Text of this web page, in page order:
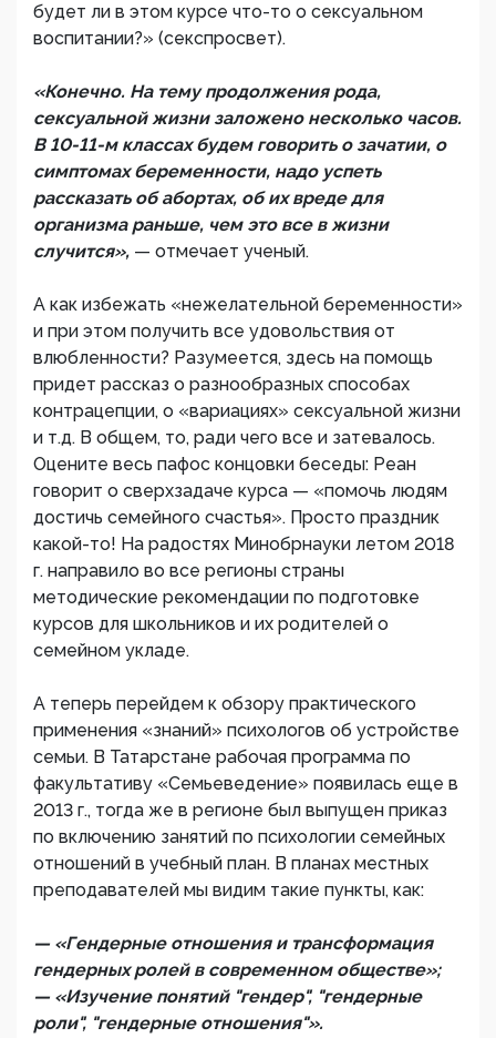
будет ли в этом курсе что-то о сексуальном
воспитании?» (секспросвет).
«Конечно. На тему продолжения рода,
сексуальной жизни заложено несколько часов.
В 10-11-м классах будем говорить о зачатии, о
симптомах беременности, надо успеть
рассказать об абортах, об их вреде для
организма раньше, чем это все в жизни
случится», — отмечает ученый.
А как избежать «нежелательной беременности»
и при этом получить все удовольствия от
влюбленности? Разумеется, здесь на помощь
придет рассказ о разнообразных способах
контрацепции, о «вариациях» сексуальной жизни
и т.д. В общем, то, ради чего все и затевалось.
Оцените весь пафос концовки беседы: Реан
говорит о сверхзадаче курса — «помочь людям
достичь семейного счастья». Просто праздник
какой-то! На радостях Минобрнауки летом 2018
г. направило во все регионы страны
методические рекомендации по подготовке
курсов для школьников и их родителей о
семейном укладе.
А теперь перейдем к обзору практического
применения «знаний» психологов об устройстве
семьи. В Татарстане рабочая программа по
факультативу «Семьеведение» появилась еще в
2013 г., тогда же в регионе был выпущен приказ
по включению занятий по психологии семейных
отношений в учебный план. В планах местных
преподавателей мы видим такие пункты, как:
— «Гендерные отношения и трансформация
гендерных ролей в современном обществе»;
— «Изучение понятий "гендер", "гендерные
роли", "гендерные отношения"».